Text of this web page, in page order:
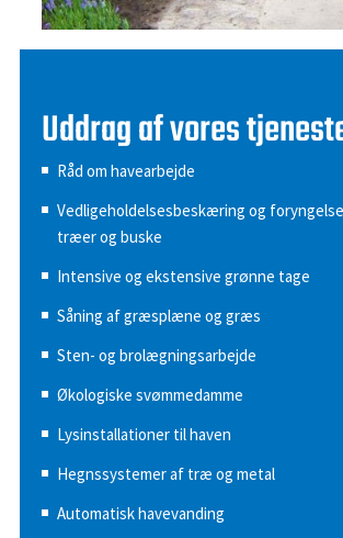
Uddrag af vores
Råd om havearbejde
Vedligeholdelsesbeskæring og
træer og buske
Intensive og ekstensive grønne tage
Såning af græsplæne og græs
Sten- og brolægningsarbejde
Økologiske svømmedamme
Lysinstallationer til haven
Hegnssystemer af træ og metal
Automatisk havevanding